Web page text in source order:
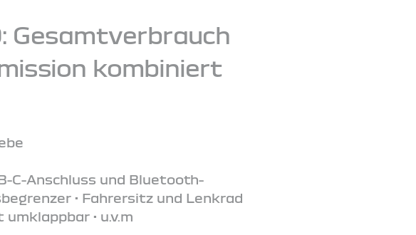
Gesamtverbrauch
kombiniert
C-Anschluss und Bluetooth-
• Fahrersitz und Lenkrad
• u.v.m